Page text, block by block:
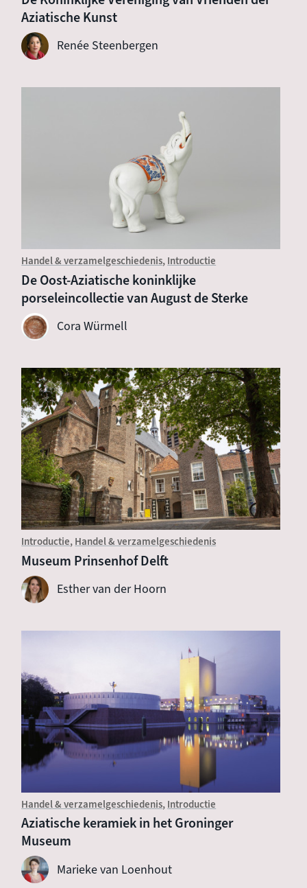
Aziatische Kunst
Renée Steenbergen
Handel & verzamelgeschiedenis Introductie
De Oost-Aziatische koninklijke
porseleincollectie van August de Sterke
Cora Würmell
Introductie Handel & verzamelgeschiedenis
Museum Prinsenhof Delft
Esther van der Hoorn
Handel & verzamelgeschiedenis Introductie
Aziatische keramiek in het Groninger
Museum
Marieke van Loenhout